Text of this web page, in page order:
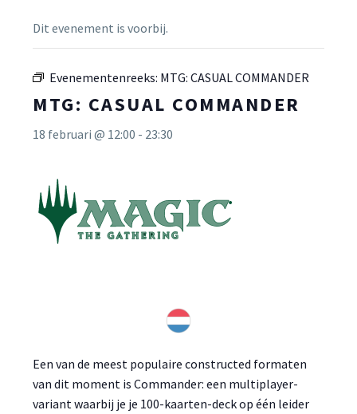
Dit evenement is voorbij.
Evenementenreeks: MTG: CASUAL COMMANDER
MTG: CASUAL COMMANDER
18 februari @ 12:00 - 23:30
Een van de meest populaire constructed formaten
van dit moment is Commander: een multiplayer-
variant waarbij je je 100-kaarten-deck op één leider